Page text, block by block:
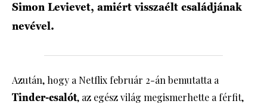
Simon Levievet, amiért visszaélt családjának
nevével.
Azután, hogy a Netflix február 2-án bemutatta a
Tinder-csalót, az egész világ megismerhette a férfit,